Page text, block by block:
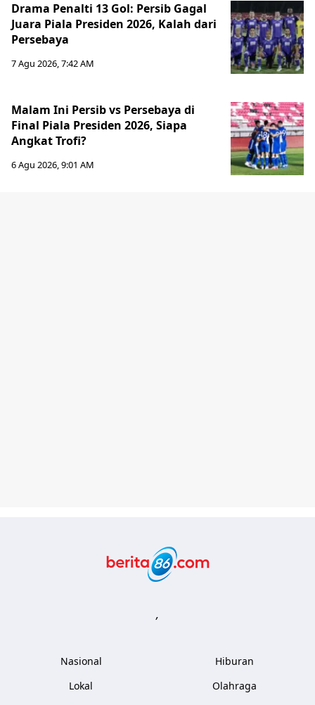
Drama Penalti 13 Gol: Persib Gagal
Juara Piala Presiden 2026, Kalah dari
Persebaya
7 Agu 2026, 7:42 AM
Malam Ini Persib vs Persebaya di
Final Piala Presiden 2026, Siapa
Angkat Trofi?
6 Agu 2026, 9:01 AM
,
Nasional
Lokal
Hiburan
Olahraga